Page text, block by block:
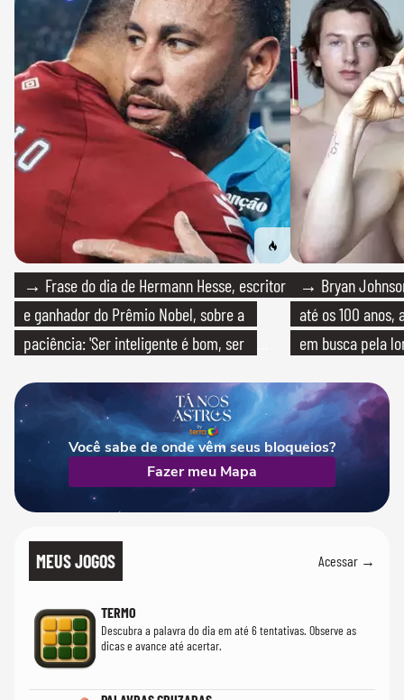
→ Frase do dia de Hermann Hesse, escritor
e ganhador do Prêmio Nobel, sobre a
paciência: 'Ser inteligente é bom, ser
→ Bryan
até os 100
em busca pela
Você sabe de onde vêm seus bloqueios?
Fazer meu Mapa
MEUS JOGOS Acessar →
TERMO
Descubra a palavra do dia em até 6 tentativas. Observe as
dicas e avance até acertar.